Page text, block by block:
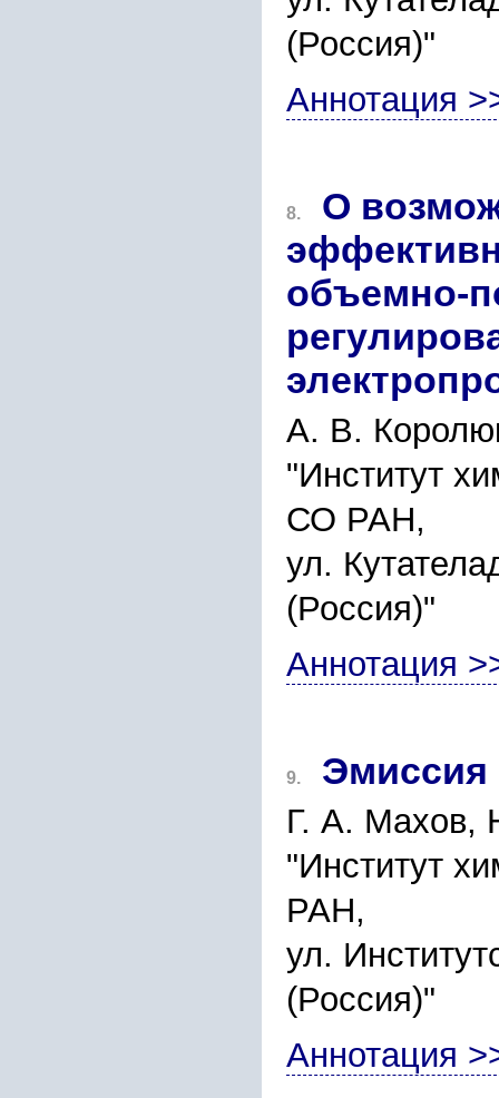
(Россия)"
Аннотация
8.
О
объемно-
А. В.
"Институт
СО РАН,
ул.
(Россия)"
Аннотация
9. Эмиссия
Г. А. Махов,
"Институт
РАН,
ул.
(Россия)"
Аннотация